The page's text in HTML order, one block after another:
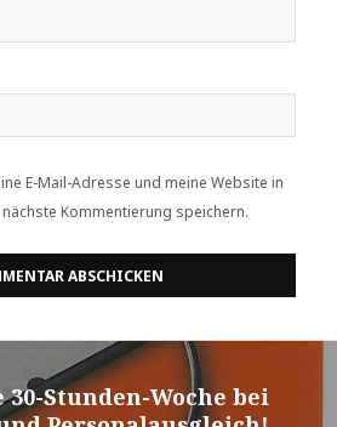
E-Mail-Adresse und meine Website in
Kommentierung speichern.
Stunden-Woche bei